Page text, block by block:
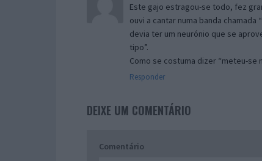
Este gajo estragou-se todo, fez
ouvi a cantar numa banda
devia ter um neurónio que se
tipo”.
Como se costuma dizer “meteu-se
Responder
DEIXE UM COMENTÁRIO
Comentário